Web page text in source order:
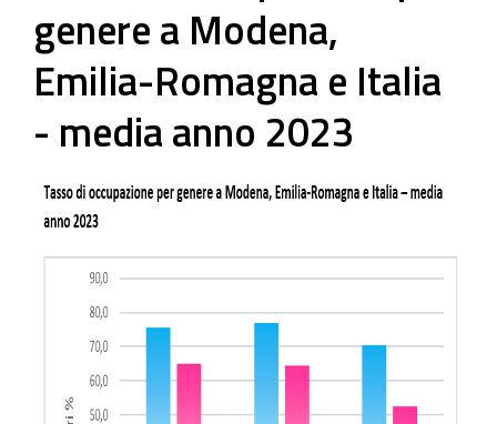
genere a Modena,
Emilia-Romagna e Italia
- media anno 2023